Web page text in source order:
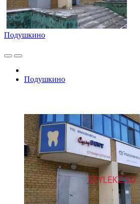
Подушкино
Подушкино